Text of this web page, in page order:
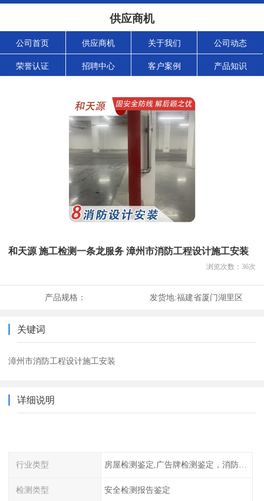
供应商机
公司首页 供应商机 关于我们 公司动态
荣誉认证 招聘中心 客户案例 产品知识
和天源 施工检测一条龙服务 漳州市消防工程设计施工安装
浏览次数： 36次
产品规格： 发货地:福建省厦门湖里区
关键词
漳州市消防工程设计施工安装
详细说明
行业类型 房屋检测鉴定,广告牌检测鉴定，消防检测
检测类型 安全检测报告鉴定